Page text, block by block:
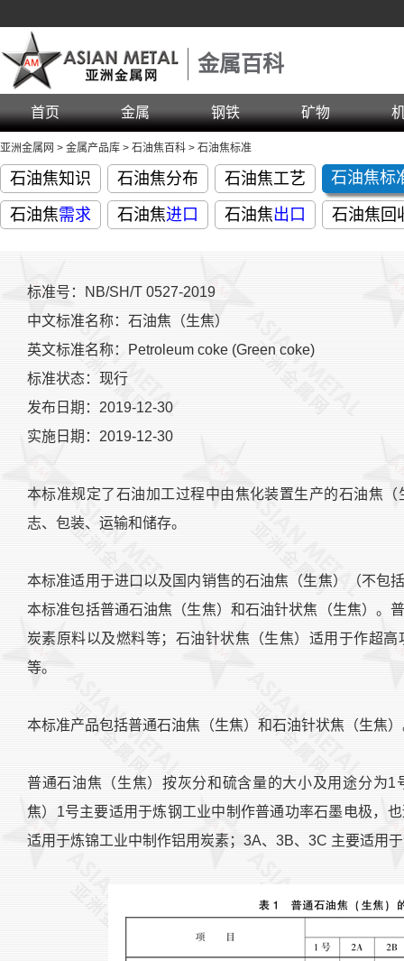
金属百科
首页 金属 钢铁 矿物
亚洲金属网 > 金属产品库 > 石油焦百科 > 石油焦标准
石油焦知识 石油焦分布 石油焦工艺 石油焦标
石油焦需求 石油焦进口 石油焦出口 石油焦回
标准号：NB/SH/T 0527-2019
中文标准名称：石油焦（生焦）
英文标准名称：Petroleum coke (Green coke)
标准状态：现行
发布日期：2019-12-30
实施日期：2019-12-30
本标准规定了石油加工过程中由焦化装置生产的石油焦
志、包装、运输和储存。
本标准适用于进口以及国内销售的石油焦（生焦）（不包
本标准包括普通石油焦（生焦）和石油针状焦（生焦）。
炭素原料以及燃料等；石油针状焦（生焦）适用于作超
等。
本标准产品包括普通石油焦（生焦）和石油针状焦（生焦
普通石油焦（生焦）按灰分和硫含量的大小及用途分为
焦）1号主要适用于炼钢工业中制作普通功率石墨电极，
适用于炼锦工业中制作铝用炭素；3A、3B、3C 主要适用